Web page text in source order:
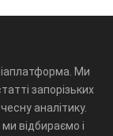
Ми
запорізьких
аналітику.
відбираємо і